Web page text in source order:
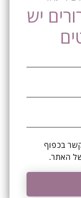
יש
בכפוף
האתר.